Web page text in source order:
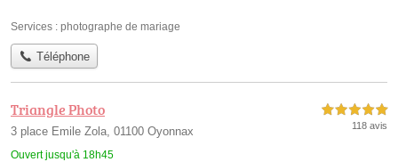
Services : photographe de mariage
Téléphone
Triangle Photo
3 place Emile Zola, 01100 Oyonnax
Ouvert jusqu'à 18h45
5,0 étoiles sur 5
118 avis